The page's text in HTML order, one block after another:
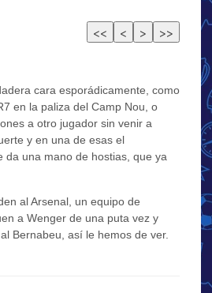
cara esporádicamente, como
en la paliza del Camp Nou, o
a otro jugador sin venir a
y en una de esas el
da una mano de hostias, que ya
al Arsenal, un equipo de
a Wenger de una puta vez y
Bernabeu, así le hemos de ver.